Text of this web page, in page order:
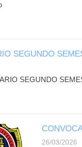
SEGUNDO
SEGUNDO
26/03/2026